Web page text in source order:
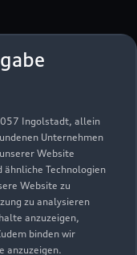
Ingolstadt, allein
Unternehmen
Website
ähnliche Technologien
Website zu
zu analysieren
anzuzeigen,
binden wir
anzuzeigen.